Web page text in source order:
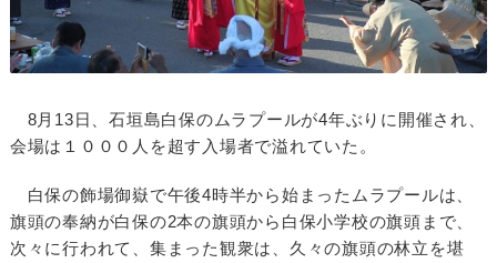
8月13日、石垣島白保のムラプールが4年ぶりに開催され、
会場は１０００人を超す入場者で溢れていた。
白保の飾場御嶽で午後4時半から始まったムラプールは、
旗頭の奉納が白保の2本の旗頭から白保小学校の旗頭まで、
次々に行われて、集まった観衆は、久々の旗頭の林立を堪